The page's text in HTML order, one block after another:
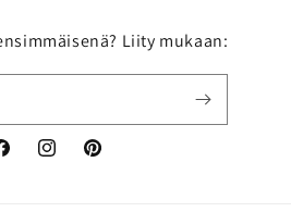
Liity mukaan:
InstagramPinterest